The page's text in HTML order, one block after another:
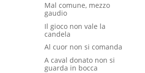
Mal comune, mezzo
gaudio
Il gioco non vale la
candela
Al cuor non si comanda
A caval donato non si
guarda in bocca